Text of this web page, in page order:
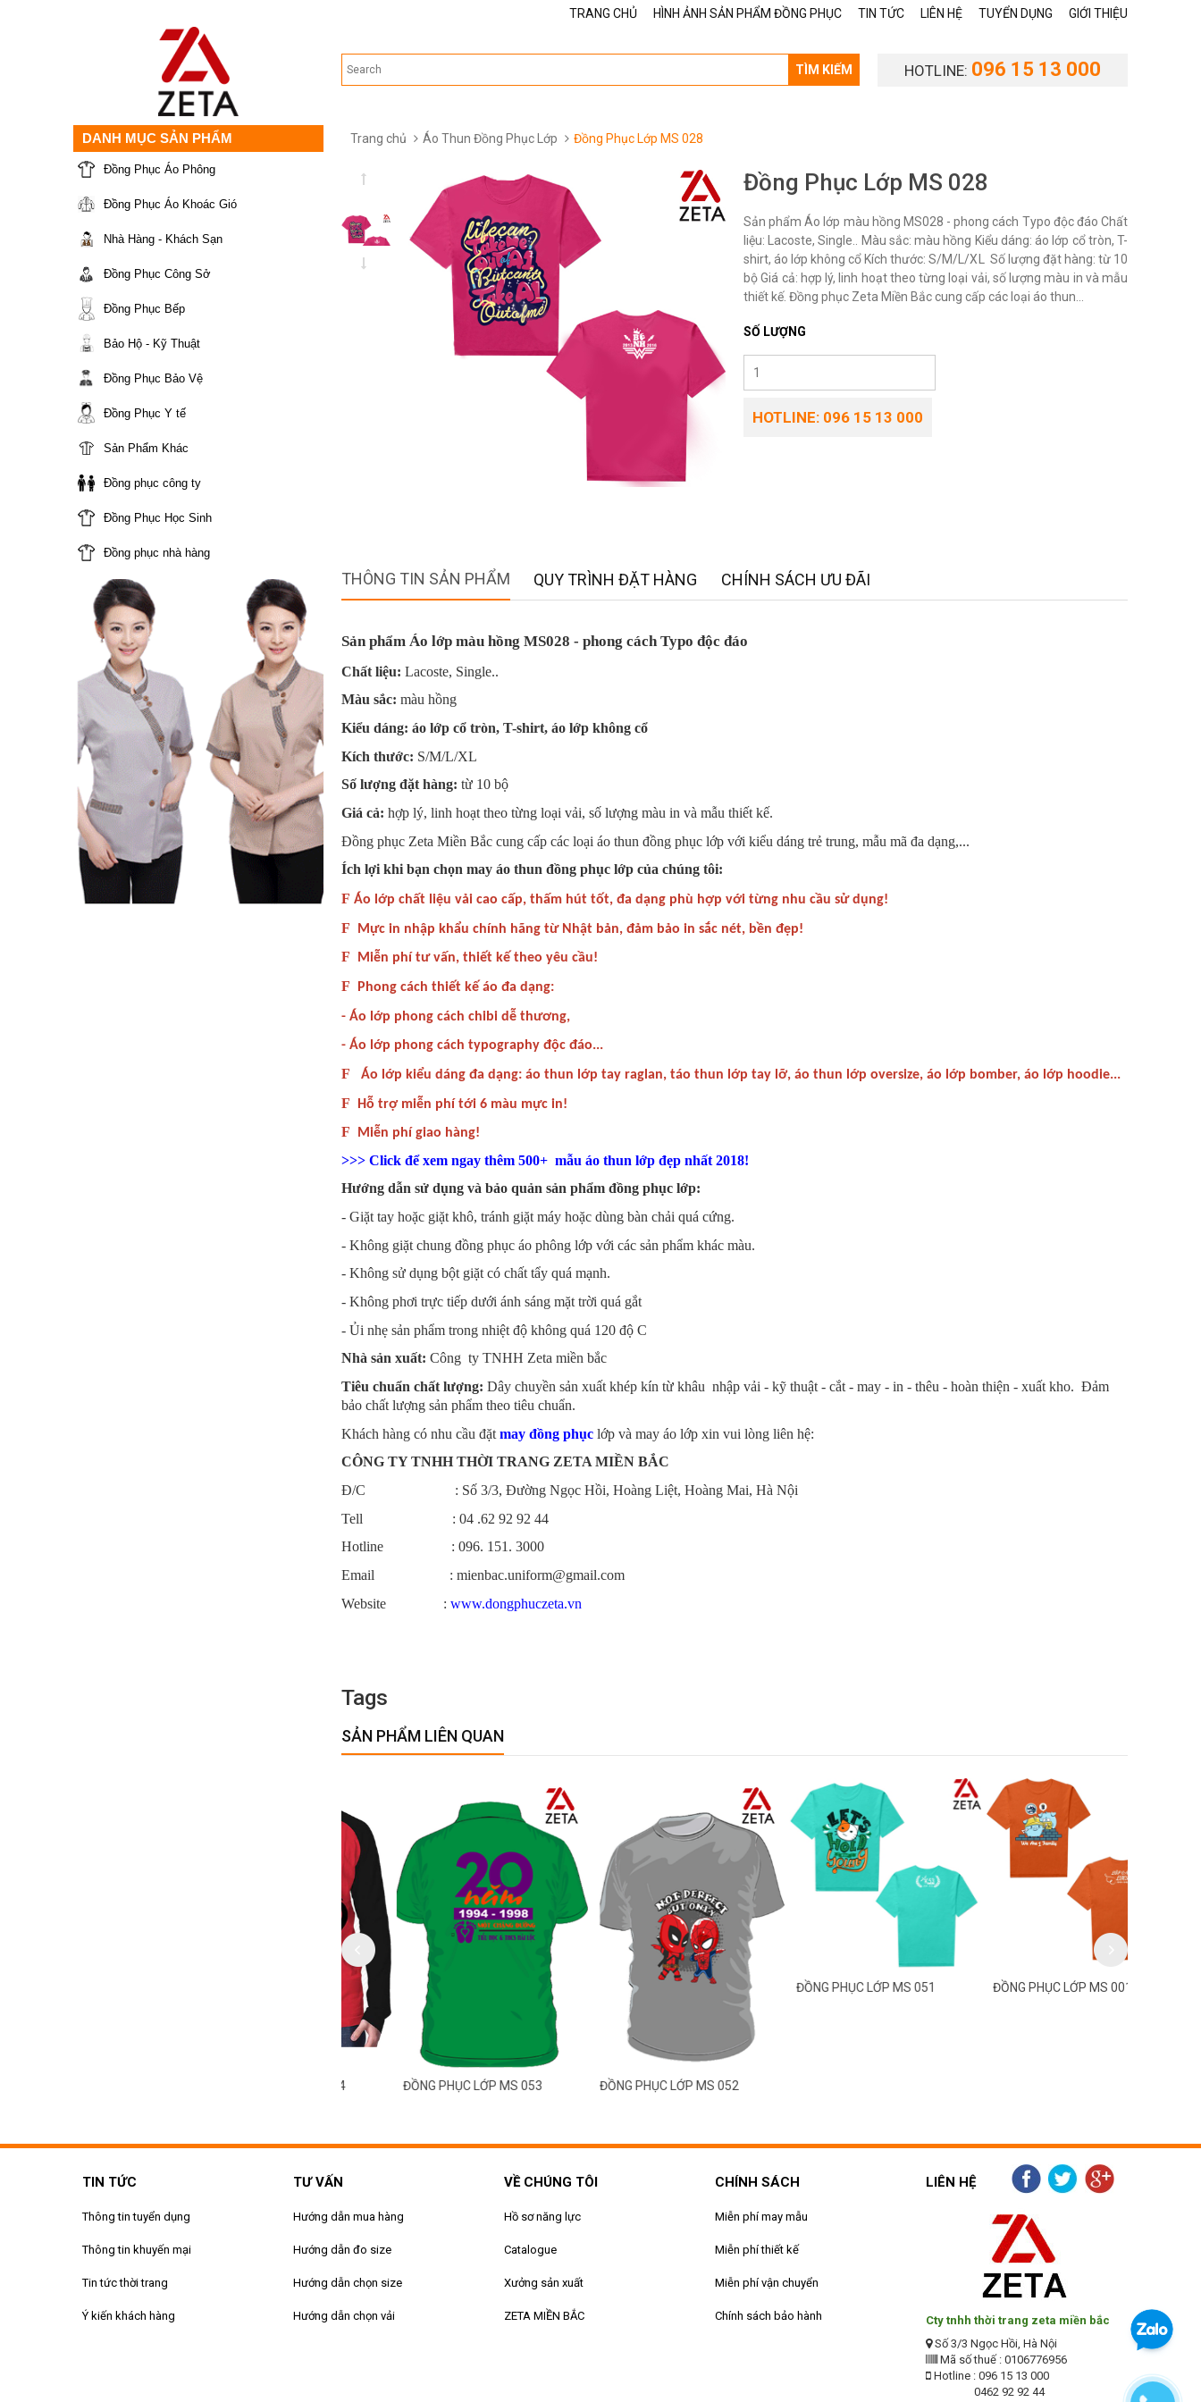
TRANG CHỦ HÌNH ẢNH SẢN PHẨM ĐỒNG PHỤC TIN TỨC LIÊN HỆ TUYỂN DỤNG GIỚI THIỆU
HOTLINE: 096 15 13 000
TÌM KIẾM
DANH MỤC SẢN PHẨM
Đồng Phục Áo Phông
Đồng Phục Áo Khoác Gió
Nhà Hàng - Khách Sạn
Đồng Phục Công Sở
Đồng Phục Bếp
Bảo Hộ - Kỹ Thuật
Đồng Phục Bảo Vệ
Đồng Phục Y tế
Sản Phẩm Khác
Đồng phục công ty
Đồng Phục Học Sinh
Đồng phục nhà hàng
Trang chủ Áo Thun Đồng Phục Lớp Đồng Phục Lớp MS 028
Đồng Phục Lớp MS 028
Sản phẩm Áo lớp màu hồng MS028 - phong cách Typo độc đáo Chất
liệu: Lacoste, Single.. Màu sắc: màu hồng Kiểu dáng: áo lớp cổ tròn, T-
shirt, áo lớp không cổ Kích thước: S/M/L/XL Số lượng đặt hàng: từ 10
bộ Giá cả: hợp lý, linh hoạt theo từng loại vải, số lượng màu in và mẫu
thiết kế. Đồng phục Zeta Miền Bắc cung cấp các loại áo thun...
SỐ LƯỢNG
HOTLINE: 096 15 13 000
THÔNG TIN SẢN PHẨM QUY TRÌNH ĐẶT HÀNG CHÍNH SÁCH ƯU ĐÃI
Sản phẩm Áo lớp màu hồng MS028 - phong cách Typo độc đáo
Chất liệu: Lacoste, Single..
Màu sắc: màu hồng
Kiểu dáng: áo lớp cổ tròn, T-shirt, áo lớp không cổ
Kích thước: S/M/L/XL
Số lượng đặt hàng: từ 10 bộ
Giá cả: hợp lý, linh hoạt theo từng loại vải, số lượng màu in và mẫu thiết kế.
Đồng phục Zeta Miền Bắc cung cấp các loại áo thun đồng phục lớp với kiểu dáng trẻ trung, mẫu mã đa dạng,...
Ích lợi khi bạn chọn may áo thun đồng phục lớp của chúng tôi:
F Áo lớp chất liệu vải cao cấp, thấm hút tốt, đa dạng phù hợp với từng nhu cầu sử dụng!
F Mực in nhập khẩu chính hãng từ Nhật bản, đảm bảo in sắc nét, bền đẹp!
F Miễn phí tư vấn, thiết kế theo yêu cầu!
F Phong cách thiết kế áo đa dạng:
- Áo lớp phong cách chibi dễ thương,
- Áo lớp phong cách typography độc đáo...
F Áo lớp kiểu dáng đa dạng: áo thun lớp tay raglan, táo thun lớp tay lỡ, áo thun lớp oversize, áo lớp bomber, áo lớp hoodie...
F Hỗ trợ miễn phí tới 6 màu mực in!
F Miễn phí giao hàng!
>>> Click để xem ngay thêm 500+ mẫu áo thun lớp đẹp nhất 2018!
Hướng dẫn sử dụng và bảo quản sản phẩm đồng phục lớp:
- Giặt tay hoặc giặt khô, tránh giặt máy hoặc dùng bàn chải quá cứng.
- Không giặt chung đồng phục áo phông lớp với các sản phẩm khác màu.
- Không sử dụng bột giặt có chất tẩy quá mạnh.
- Không phơi trực tiếp dưới ánh sáng mặt trời quá gắt
- Ủi nhẹ sản phẩm trong nhiệt độ không quá 120 độ C
Nhà sản xuất: Công ty TNHH Zeta miền bắc
Tiêu chuẩn chất lượng: Dây chuyền sản xuất khép kín từ khâu nhập vải - kỹ thuật - cắt - may - in - thêu - hoàn thiện - xuất kho. Đảm
bảo chất lượng sản phẩm theo tiêu chuẩn.
Khách hàng có nhu cầu đặt may đồng phục lớp và may áo lớp xin vui lòng liên hệ:
CÔNG TY TNHH THỜI TRANG ZETA MIỀN BẮC
Đ/C : Số 3/3, Đường Ngọc Hồi, Hoàng Liệt, Hoàng Mai, Hà Nội
Tell : 04 .62 92 92 44
Hotline : 096. 151. 3000
Email : mienbac.uniform@gmail.com
Website : www.dongphuczeta.vn
Tags
SẢN PHẨM LIÊN QUAN
ĐỒNG PHỤC LỚP MS 053 ĐỒNG PHỤC LỚP MS 052
ĐỒNG PHỤC LỚP MS 051 ĐỒNG PHỤC LỚP MS 001
TIN TỨC
Thông tin tuyển dụng
Thông tin khuyến mại
Tin tức thời trang
Ý kiến khách hàng
TƯ VẤN
Hướng dẫn mua hàng
Hướng dẫn đo size
Hướng dẫn chọn size
Hướng dẫn chọn vải
VỀ CHÚNG TÔI
Hồ sơ năng lực
Catalogue
Xưởng sản xuất
ZETA MIỀN BẮC
CHÍNH SÁCH
Miễn phí may mẫu
Miễn phí thiết kế
Miễn phí vận chuyển
Chính sách bảo hành
LIÊN HỆ
Cty tnhh thời trang zeta miền bắc
Số 3/3 Ngọc Hồi, Hà Nội
Mã số thuế : 0106776956
Hotline : 096 15 13 000
0462 92 92 44